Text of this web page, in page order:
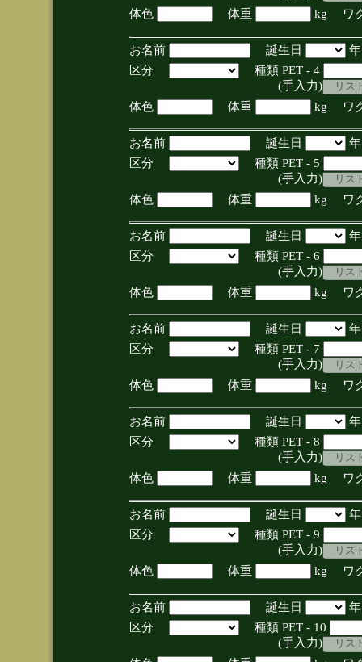
体色
体重 kg ワ
お名前 誕生日
区分
種類 PET - 4
(手入力)
体色
体重 kg ワ
お名前 誕生日
区分
種類 PET - 5
(手入力)
体色
体重 kg ワ
お名前 誕生日
区分
種類 PET - 6
(手入力)
体色
体重 kg ワ
お名前 誕生日
区分
種類 PET - 7
(手入力)
体色
体重 kg ワ
お名前 誕生日
区分
種類 PET - 8
(手入力)
体色
体重 kg ワ
お名前 誕生日
区分
種類 PET - 9
(手入力)
体色
体重 kg ワ
お名前 誕生日
区分
種類 PET - 10
(手入力)